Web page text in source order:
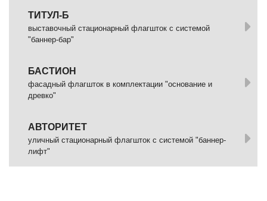
ТИТУЛ-Б
выставочный стационарный флагшток с системой
"баннер-бар"
БАСТИОН
фасадный флагшток в комплектации "основание и
древко"
АВТОРИТЕТ
уличный стационарный флагшток с системой "баннер-
лифт"